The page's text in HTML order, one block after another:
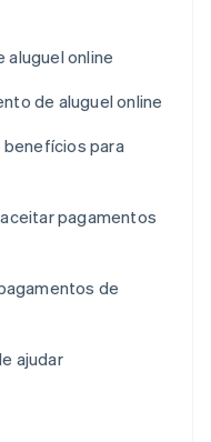
aluguel online
de aluguel online
benefícios para
pagamentos
de
ajudar